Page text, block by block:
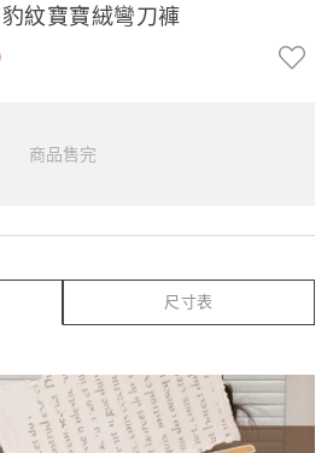
紋寶寶絨彎刀褲
商品售完
尺寸表